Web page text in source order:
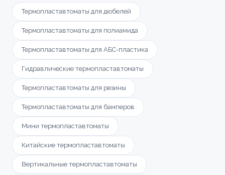
Термопластавтоматы для дюбелей
Термопластавтоматы для полиамида
Термопластавтоматы для АБС-пластика
Гидравлические термопластавтоматы
Термопластавтоматы для резины
Термопластавтоматы для бамперов
Мини термопластавтоматы
Китайские термопластавтоматы
Вертикальные термопластавтоматы